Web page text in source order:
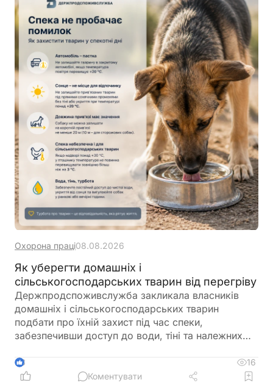
Охорона праці08.08.2026
Як уберегти домашніх і
сільськогосподарських тварин від перегріву
Держпродспоживслужба закликала власників
домашніх і сільськогосподарських тварин
подбати про їхній захист під час спеки,
забезпечивши доступ до води, тіні та належних
заборону залишати тварин у зачинених
автомобілях або на прив’язі під прямим сонячним
3
16
Коментувати